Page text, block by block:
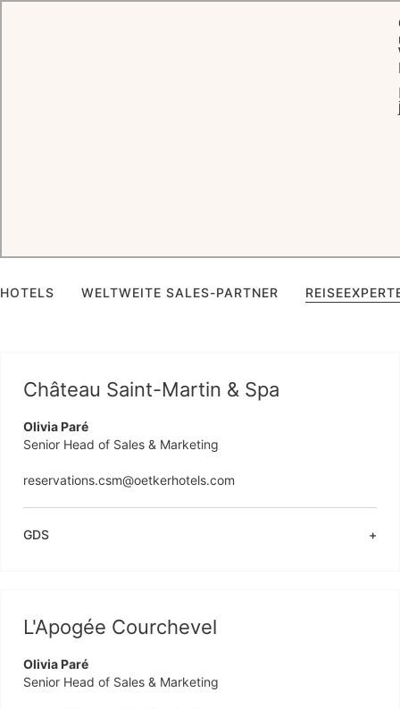
HOTELS WELTWEITE SALES-PARTNER
Château Saint-Martin & Spa
Olivia Paré
Senior Head of Sales & Marketing
reservations.csm@oetkerhotels.com
GDS
L'Apogée Courchevel
Olivia Paré
Senior Head of Sales & Marketing